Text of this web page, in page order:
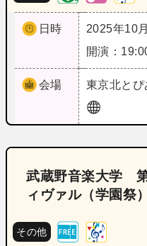
日時
2025年10
開演：
会場 東京北とぴ
武蔵野音楽大学
ィヴァル（学園祭）
その他